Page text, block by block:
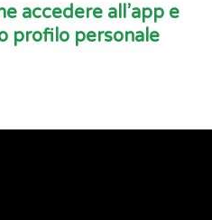
accedere all’app e
profilo personale